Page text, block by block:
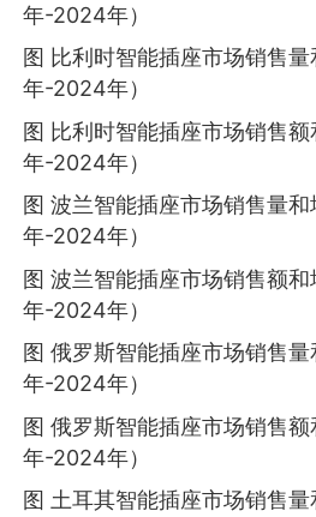
年-2024年）
图 比利时智能插座市场销售
年-2024年）
图 比利时智能插座市场销售
年-2024年）
图 波兰智能插座市场销售量
年-2024年）
图 波兰智能插座市场销售额
年-2024年）
图 俄罗斯智能插座市场销售
年-2024年）
图 俄罗斯智能插座市场销售
年-2024年）
图 土耳其智能插座市场销售